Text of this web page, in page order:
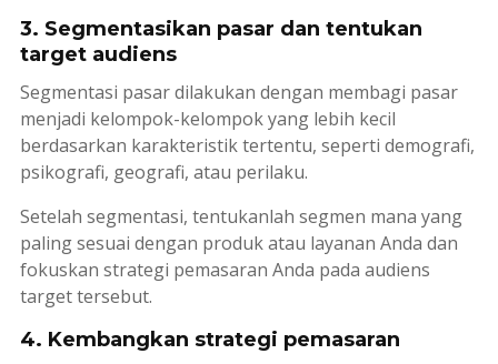
3. Segmentasikan pasar dan tentukan
target audiens
Segmentasi pasar dilakukan dengan membagi pasar
menjadi kelompok-kelompok yang lebih kecil
berdasarkan karakteristik tertentu, seperti demografi,
psikografi, geografi, atau perilaku.
Setelah segmentasi, tentukanlah segmen mana yang
paling sesuai dengan produk atau layanan Anda dan
fokuskan strategi pemasaran Anda pada audiens
target tersebut.
4. Kembangkan strategi pemasaran